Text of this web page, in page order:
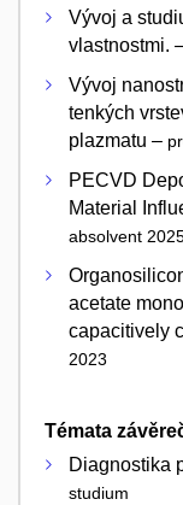
Vývoj a
vlastnostmi.
Vývoj
tenkých
plazmatu –
PECVD
Material
absolvent
acetate
capacitively
2023
Témata
Diagnostika
studium